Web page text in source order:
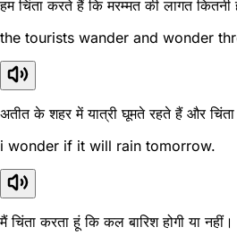
हम चिंता करते हैं कि मरम्मत की लागत कितनी
the tourists wander and wonder
अतीत के शहर में यात्री घूमते रहते हैं और
i wonder if it will rain tomorrow.
मैं चिंता करता हूं कि कल बारिश होगी या नहीं।